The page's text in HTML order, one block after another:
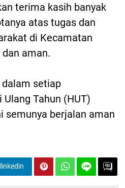
terima kasih banyak
atas tugas dan
di Kecamatan
aman.
setiap
Tahun (HUT)
semunya berjalan aman
linkedin